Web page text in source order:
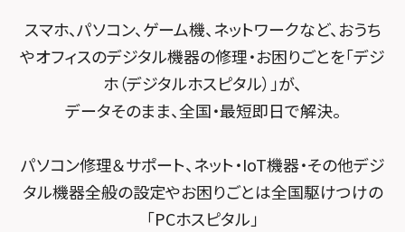
スマホスピタル テルル宮野木
スマホスピタル千葉
スマホスピタル 大森
スマホスピタル練馬
スマホスピタル堺
スマホスピタル 堺出張所
スマホスピタル京都河原町
スマホスピタル宇治槙島
スマホスピタル烏丸
スマホ、パソコン、ゲーム機、ネットワークなど、おうち
やオフィスのデジタル機器の修理・お困りごとを「デジ
ホ（デジタルホスピタル）」が、
データそのまま、全国・最短即日で解決。
パソコン修理＆サポート、ネット・IoT機器・その他デジ
タル機器全般の設定やお困りごとは全国駆けつけの
「PCホスピタル」